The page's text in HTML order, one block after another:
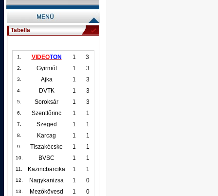
Tabella
1. VIDEOTON 1 3
2. Gyirmót 1 3
3. Ajka 1 3
4. DVTK 1 3
5. Soroksár 1 3
6. Szentlőrinc 1 1
7. Szeged 1 1
8. Karcag 1 1
9. Tiszakécske 1 1
10. BVSC 1 1
11. Kazincbarcika 1 1
12. Nagykanizsa 1 0
13. Mezőkövesd 1 0